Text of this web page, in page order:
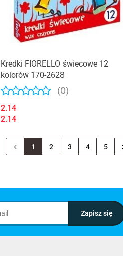
Kredki FIORELLO świecowe 12
kolorów 170-2628
(0)
2.14
2.14
1 2 3 4 5